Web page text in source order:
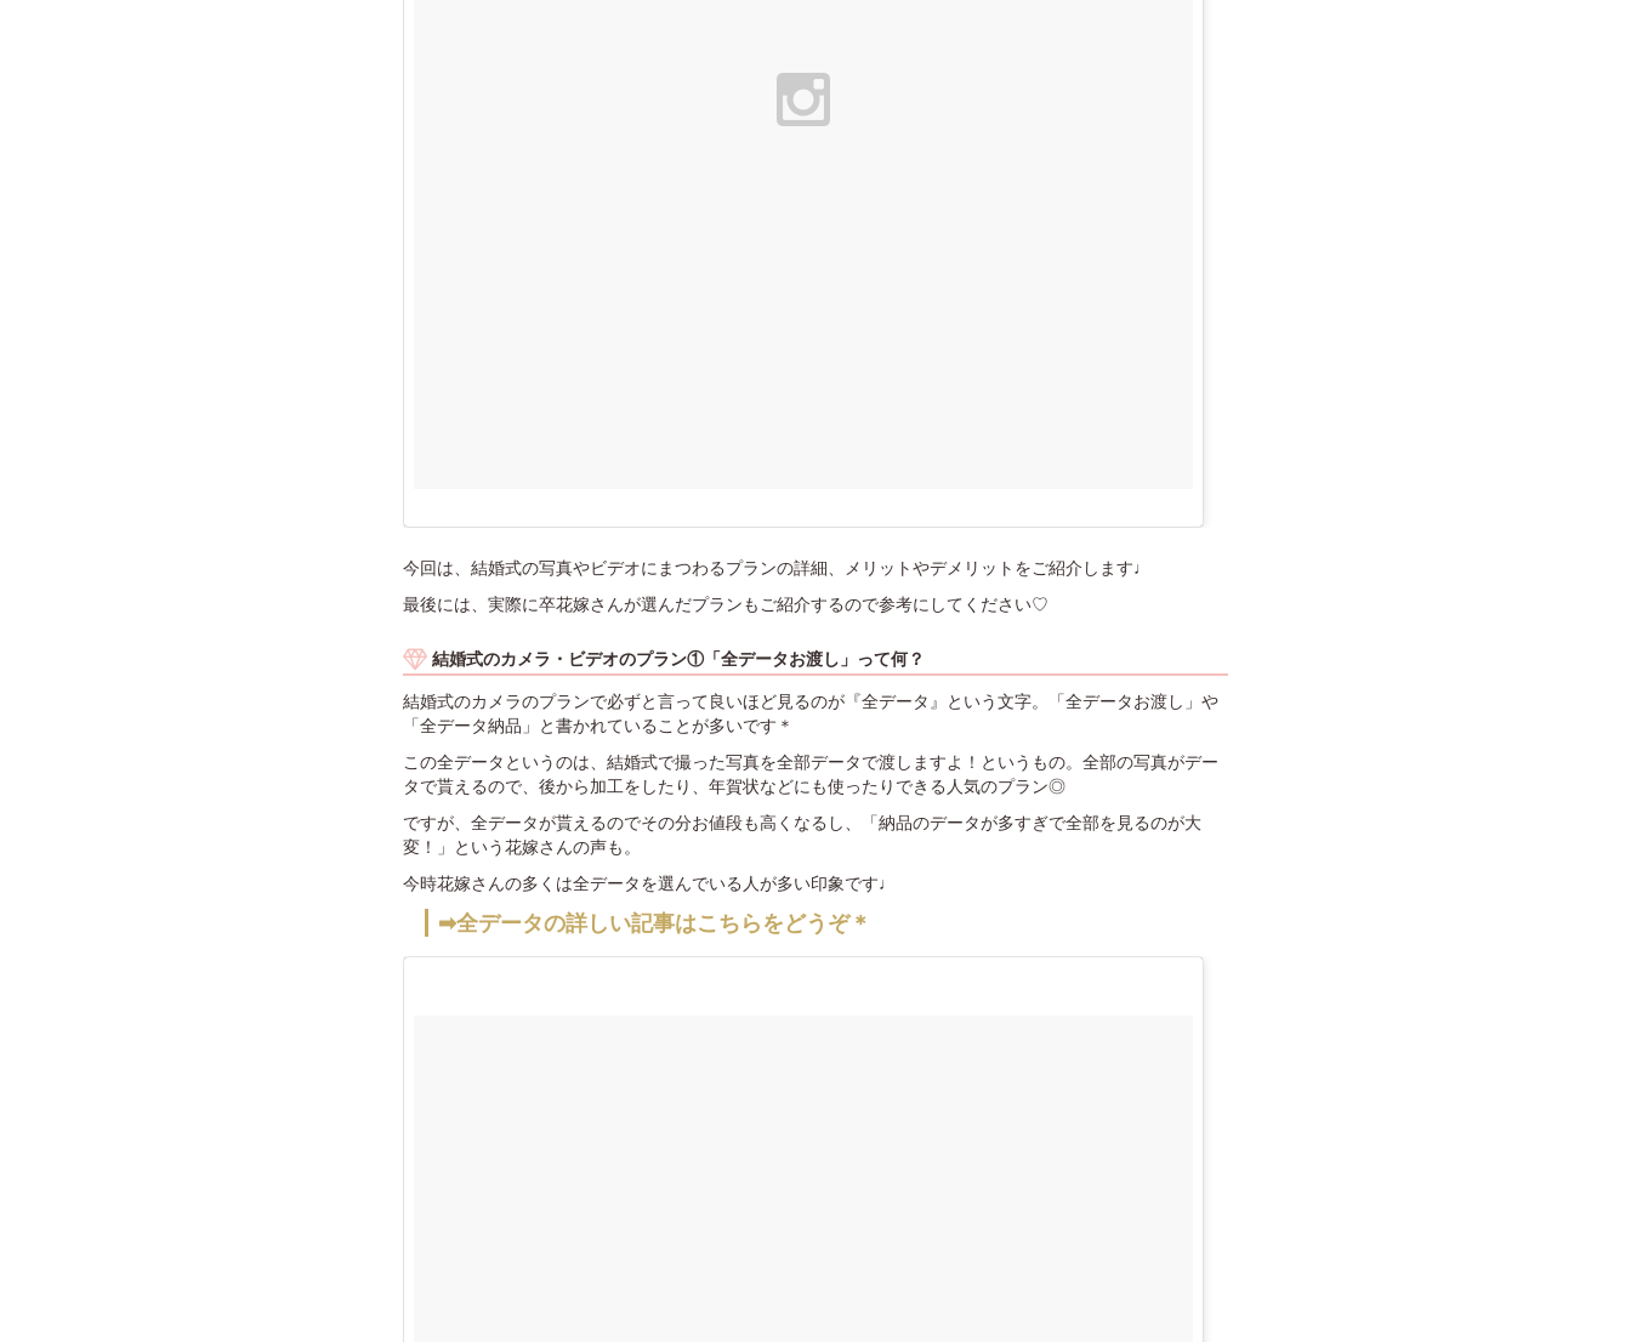
今回は、結婚式の写真やビデオにまつわるプランの詳細、メリットやデメリットをご紹介します♩
最後には、実際に卒花嫁さんが選んだプランもご紹介するので参考にしてください♡
結婚式のカメラ・ビデオのプラン①「全データお渡し」って何？
結婚式のカメラのプランで必ずと言って良いほど見るのが『全データ』という文字。「全データお渡し」や
「全データ納品」と書かれていることが多いです＊
この全データというのは、結婚式で撮った写真を全部データで渡しますよ！というもの。全部の写真がデー
タで貰えるので、後から加工をしたり、年賀状などにも使ったりできる人気のプラン◎
ですが、全データが貰えるのでその分お値段も高くなるし、「納品のデータが多すぎで全部を見るのが大
変！」という花嫁さんの声も。
今時花嫁さんの多くは全データを選んでいる人が多い印象です♩
➡全データの詳しい記事はこちらをどうぞ＊